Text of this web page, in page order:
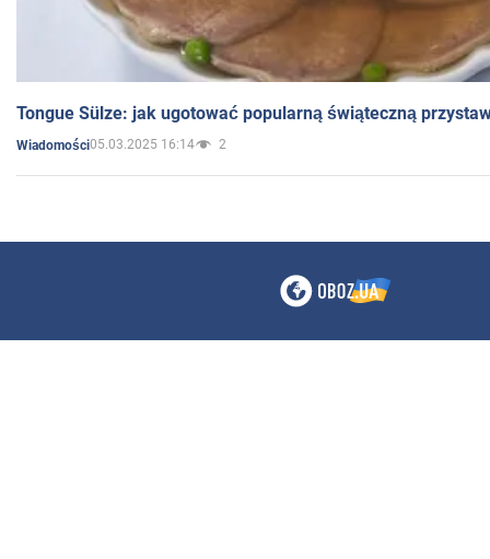
Tongue Sülze: jak ugotować popularną świąteczną
Wiadomości05.03.2025 16:14 2